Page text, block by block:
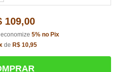
109,00
5% no Pix
de R$ 10,95